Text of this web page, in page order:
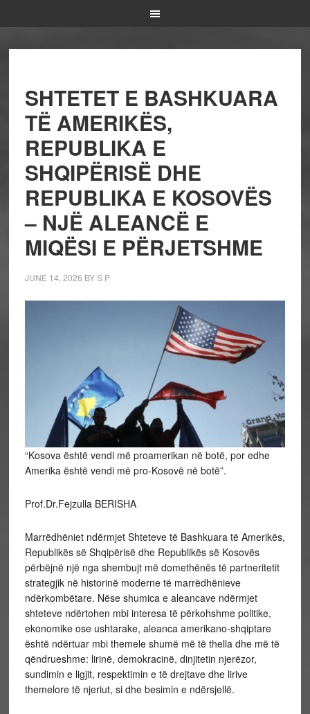
SHTETET E BASHKUARA
TË AMERIKËS,
REPUBLIKA E
SHQIPËRISË DHE
REPUBLIKA E KOSOVËS
– NJË ALEANCË E
MIQËSI E PËRJETSHME
JUNE 14, 2026 BYS P
“Kosova është vendi më proamerikan në botë, por edhe
Amerika është vendi më pro-Kosovë në botë”.
Prof.Dr.Fejzulla BERISHA
Marrëdhëniet ndërmjet Shteteve të Bashkuara të Amerikës,
Republikës së Shqipërisë dhe Republikës së Kosovës
përbëjnë një nga shembujt më domethënës të partneritetit
strategjik në historinë moderne të marrëdhënieve
ndërkombëtare. Nëse shumica e aleancave ndërmjet
shteteve ndërtohen mbi interesa të përkohshme politike,
ekonomike ose ushtarake, aleanca amerikano-shqiptare
është ndërtuar mbi themele shumë më të thella dhe më të
qëndrueshme: lirinë, demokracinë, dinjitetin njerëzor,
sundimin e ligjit, respektimin e të drejtave dhe lirive
themelore të njeriut, si dhe besimin e ndërsjellë.